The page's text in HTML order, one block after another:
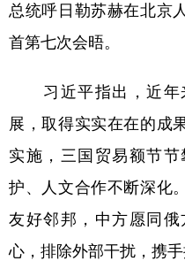
辽宁
四川 贵州
陕西 甘肃
新疆 内蒙古
总统呼日勒苏赫在北京
首第七次会晤。
习近平指出，近年
展，取得实实在在的成
实施，三国贸易额节
护、人文合作不断深化
友好邻邦，中方愿同
心，排除外部干扰，携